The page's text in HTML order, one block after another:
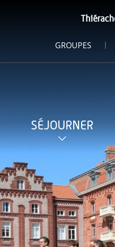
GROUPES
SÉJOURNER